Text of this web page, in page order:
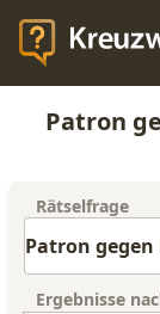
Patron
Rätselfrage
Ergebnisse